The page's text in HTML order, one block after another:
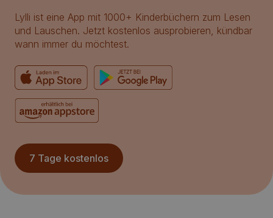
Lylli ist eine App mit 1000+ Kinderbüchern zum Lesen
und Lauschen. Jetzt kostenlos ausprobieren, kündbar
wann immer du möchtest.
7 Tage kostenlos